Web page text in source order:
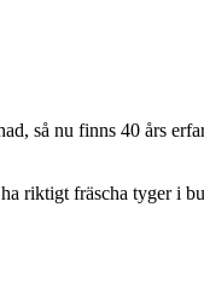
så nu finns 40 års
riktigt fräscha tyger i